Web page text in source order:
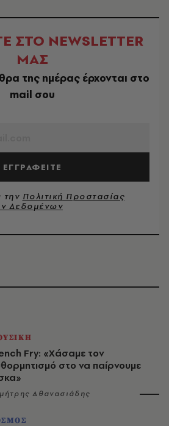
Fry: «Χάσαμε τον
στο να παίρνουμε
Αθανασιάδης
ΣΤΟ NEWSLETTER
ΜΑΣ
της ημέρας έρχονται στο
mail σου
ΕΓΓΡΑΦΕΙΤΕ
την Πολιτική Προστασίας
Δεδομένων